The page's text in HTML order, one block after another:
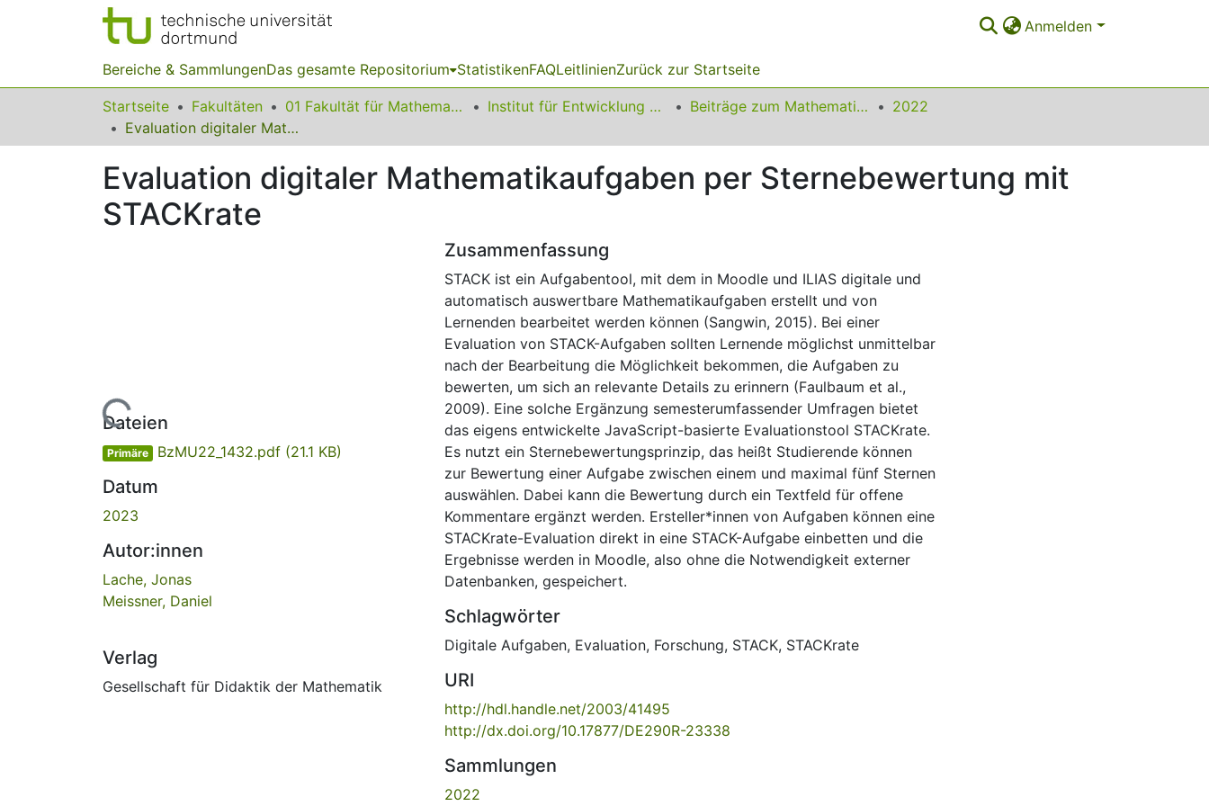
Anmelden
Bereiche & SammlungenDas gesamte Repositorium StatistikenFAQLeitlinienZurück zur Startseite
Startseite Fakultäten 01 Fakultät für Mathematik Institut für Entwicklung und Erforschung des Mathematikunterrichts Beiträge zum Mathematikunterricht
2022
Evaluation digitaler Mathematikaufgaben per Sternebewertung mit STACKrate
Evaluation digitaler Mathematikaufgaben per Sternebewertung mit
STACKrate
Lade...
Dateien
Primäre BzMU22_1432.pdf (21.1 KB)
Datum
2023
Autor:innen
Lache, Jonas
Meissner, Daniel
Verlag
Gesellschaft für Didaktik der Mathematik
Zusammenfassung
STACK ist ein Aufgabentool, mit dem in Moodle und ILIAS digitale und
automatisch auswertbare Mathematikaufgaben erstellt und von
Lernenden bearbeitet werden können (Sangwin, 2015). Bei einer
Evaluation von STACK-Aufgaben sollten Lernende möglichst unmittelbar
nach der Bearbeitung die Möglichkeit bekommen, die Aufgaben zu
bewerten, um sich an relevante Details zu erinnern (Faulbaum et al.,
2009). Eine solche Ergänzung semesterumfassender Umfragen bietet
das eigens entwickelte JavaScript-basierte Evaluationstool STACKrate.
Es nutzt ein Sternebewertungsprinzip, das heißt Studierende können
zur Bewertung einer Aufgabe zwischen einem und maximal fünf Sternen
auswählen. Dabei kann die Bewertung durch ein Textfeld für offene
Kommentare ergänzt werden. Ersteller*innen von Aufgaben können eine
STACKrate-Evaluation direkt in eine STACK-Aufgabe einbetten und die
Ergebnisse werden in Moodle, also ohne die Notwendigkeit externer
Datenbanken, gespeichert.
Schlagwörter
Digitale Aufgaben, Evaluation, Forschung, STACK, STACKrate
URI
http://hdl.handle.net/2003/41495
http://dx.doi.org/10.17877/DE290R-23338
Sammlungen
2022